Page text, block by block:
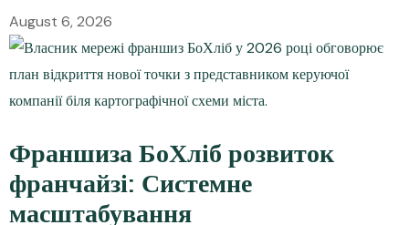
August 6, 2026
Франшиза БоХліб розвиток
франчайзі: Системне
масштабування